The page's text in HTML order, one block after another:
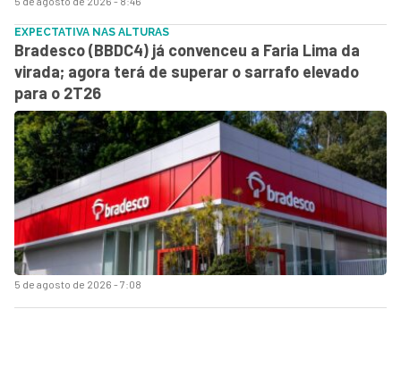
5 de agosto de 2026 - 7:08
EXPECTATIVA NAS ALTURAS
Bradesco (BBDC4) já convenceu a Faria Lima da
virada; agora terá de superar o sarrafo elevado
para o 2T26